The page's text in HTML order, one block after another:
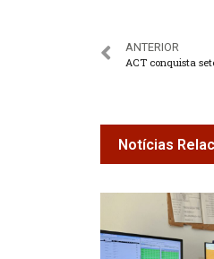
ANTERIOR
ACT conquista
Notícias